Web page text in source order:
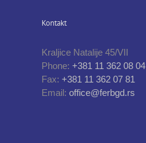
Kontakt
Kraljice Natalije 45/VII
Phone: +381 11 362 08 04
Fax: +381 11 362 07 81
Email: office@ferbgd.rs